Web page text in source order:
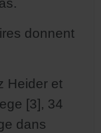
donnent
Heider et
[3], 34
dans